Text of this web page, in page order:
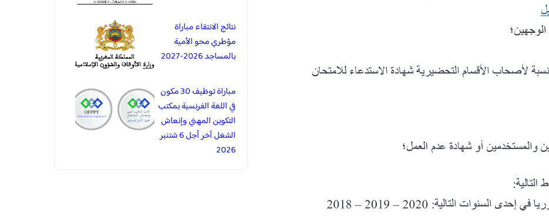
نتائج الانتقاء مباراة
مؤطري محو الأمية
بالمساجد 2026-2027
مباراة توظيف 30 مكون
في اللغة الفرنسية بمكتب
التكوين المهني وإنعاش
الشغل آخر أجل 6 شتنبر
2026